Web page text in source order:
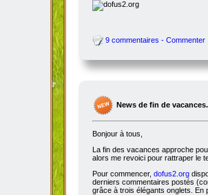
9 commentaires - Commenter
News de fin de
Bonjour à tous,
La fin des vacances approche
alors me revoici pour rattraper le
Pour commencer, dofus2.org
derniers commentaires postés
grâce à trois élégants onglets. En